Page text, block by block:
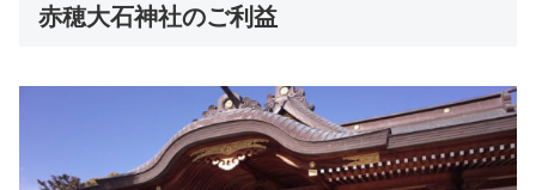
赤穂大石神社のご利益